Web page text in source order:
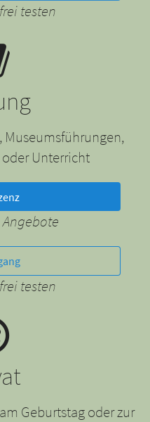
testen
Museumsführungen,
Unterricht
testen
Geburtstag oder zur